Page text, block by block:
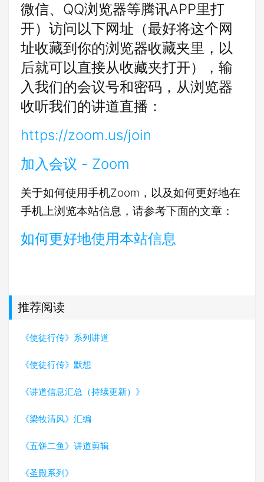
微信、QQ浏览器等腾讯APP里打
开）访问以下网址（最好将这个网
址收藏到你的浏览器收藏夹里，以
后就可以直接从收藏夹打开），输
入我们的会议号和密码，从浏览器
收听我们的讲道直播：
https://zoom.us/join
加入会议 - Zoom
关于如何使用手机Zoom，以及如何更好地在
手机上浏览本站信息，请参考下面的文章：
如何更好地使用本站信息
推荐阅读
《使徒行传》系列讲道
《使徒行传》默想
《讲道信息汇总（持续更新）》
《梁牧清风》汇编
《五饼二鱼》讲道剪辑
《圣殿系列》